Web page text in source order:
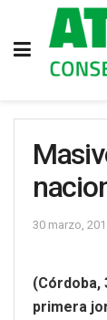
30 marzo,
(Córdoba,
primera